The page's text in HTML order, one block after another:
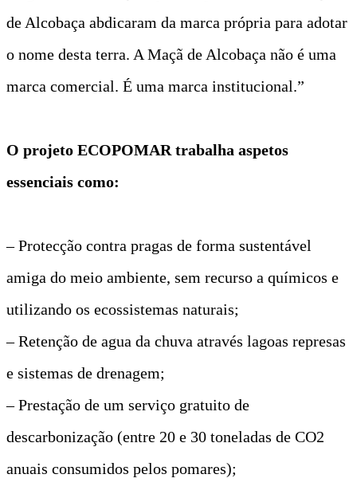
de Alcobaça abdicaram da marca própria para adotar
o nome desta terra. A Maçã de Alcobaça não é uma
marca comercial. É uma marca institucional.”
O projeto ECOPOMAR trabalha aspetos
essenciais como:
– Protecção contra pragas de forma sustentável
amiga do meio ambiente, sem recurso a químicos e
utilizando os ecossistemas naturais;
– Retenção de agua da chuva através lagoas represas
e sistemas de drenagem;
– Prestação de um serviço gratuito de
descarbonização (entre 20 e 30 toneladas de CO2
anuais consumidos pelos pomares);